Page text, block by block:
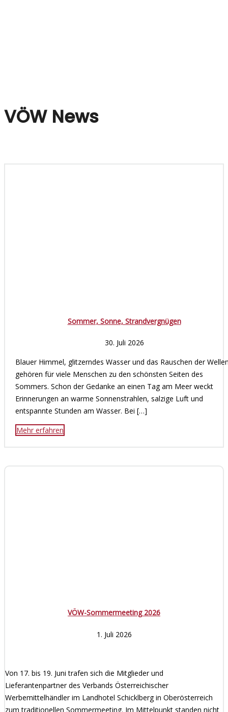
VÖW News
Sommer, Sonne, Strandvergnügen
30. Juli 2026
Blauer Himmel, glitzerndes Wasser und das Rauschen der
gehören für viele Menschen zu den schönsten Seiten des
Sommers. Schon der Gedanke an einen Tag am Meer weckt
Erinnerungen an warme Sonnenstrahlen, salzige Luft und
entspannte Stunden am Wasser. Bei […]
Mehr erfahren
VÖW-Sommermeeting 2026
1. Juli 2026
Von 17. bis 19. Juni trafen sich die Mitglieder und
Lieferantenpartner des Verbands Österreichischer
Werbemittelhändler im Landhotel Schicklberg in Oberösterreich
zum traditionellen Sommermeeting. Im Mittelpunkt standen nicht